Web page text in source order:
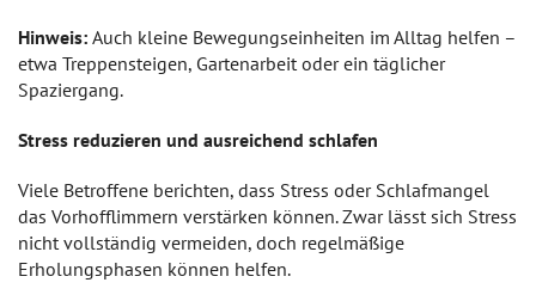
Hinweis: Auch kleine Bewegungseinheiten im Alltag helfen –
etwa Treppensteigen, Gartenarbeit oder ein täglicher
Spaziergang.
Stress reduzieren und ausreichend schlafen
Viele Betroffene berichten, dass Stress oder Schlafmangel
das Vorhofflimmern verstärken können. Zwar lässt sich Stress
nicht vollständig vermeiden, doch regelmäßige
Erholungsphasen können helfen.